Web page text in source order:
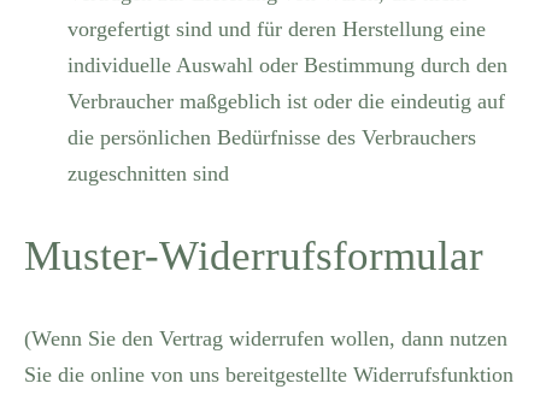
vorgefertigt sind und für deren Herstellung eine
individuelle Auswahl oder Bestimmung durch den
Verbraucher maßgeblich ist oder die eindeutig auf
die persönlichen Bedürfnisse des Verbrauchers
zugeschnitten sind
Muster-Widerrufsformular
(Wenn Sie den Vertrag widerrufen wollen, dann nutzen
Sie die online von uns bereitgestellte Widerrufsfunktion